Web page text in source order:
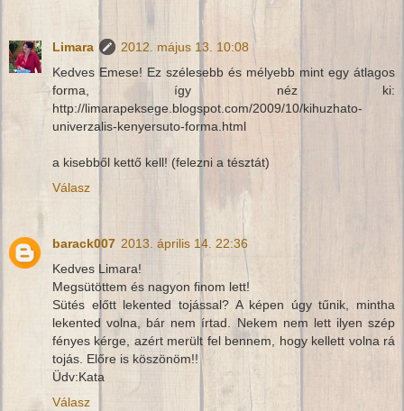
Limara
2012. május 13. 10:08
Kedves Emese! Ez szélesebb és mélyebb mint egy átlagos
forma, így néz ki:
http://limarapeksege.blogspot.com/2009/10/kihuzhato-
univerzalis-kenyersuto-forma.html
a kisebből kettő kell! (felezni a tésztát)
Válasz
barack007 2013. április 14. 22:36
Kedves Limara!
Megsütöttem és nagyon finom lett!
Sütés előtt lekented tojással? A képen úgy tűnik, mintha
lekented volna, bár nem írtad. Nekem nem lett ilyen szép
fényes kérge, azért merült fel bennem, hogy kellett volna rá
tojás. Előre is köszönöm!!
Üdv:Kata
Válasz